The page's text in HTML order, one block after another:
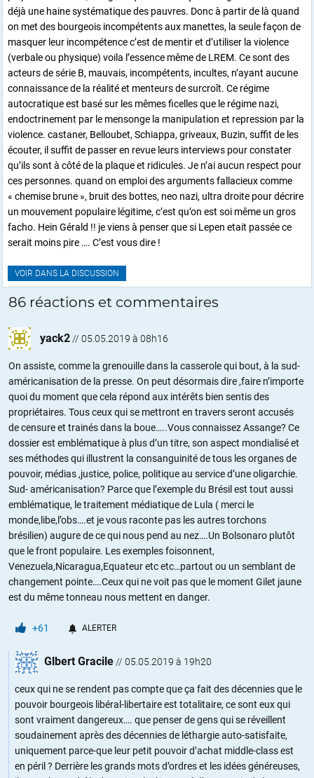
déjà une haine systématique des pauvres. Donc à partir de là quand
on met des bourgeois incompétents aux manettes, la seule façon de
masquer leur incompétence c’est de mentir et d’utiliser la violence
(verbale ou physique) voila l’essence même de LREM. Ce sont des
acteurs de série B, mauvais, incompétents, incultes, n’ayant aucune
connaissance de la réalité et menteurs de surcroît. Ce régime
autocratique est basé sur les mêmes ficelles que le régime nazi,
endoctrinement par le mensonge la manipulation et repression par la
violence. castaner, Belloubet, Schiappa, griveaux, Buzin, suffit de les
écouter, il suffit de passer en revue leurs interviews pour constater
qu’ils sont à côté de la plaque et ridicules. Je n’ai aucun respect pour
ces personnes. quand on emploi des arguments fallacieux comme
« chemise brune », bruit des bottes, neo nazi, ultra droite pour décrire
un mouvement populaire légitime, c’est qu’on est soi même un gros
facho. Hein Gérald !! je viens à penser que si Lepen etait passée ce
serait moins pire …. C’est vous dire !
VOIR DANS LA DISCUSSION
86 réactions et commentaires
yack2// 05.05.2019 à 08h16
On assiste, comme la grenouille dans la casserole qui bout, à la sud-
américanisation de la presse. On peut désormais dire ,faire n’importe
quoi du moment que cela répond aux intérêts bien sentis des
propriétaires. Tous ceux qui se mettront en travers seront accusés
de censure et trainés dans la boue…..Vous connaissez Assange? Ce
dossier est emblématique à plus d’un titre, son aspect mondialisé et
ses méthodes qui illustrent la consanguinité de tous les organes de
pouvoir, médias ,justice, police, politique au service d’une oligarchie.
Sud- américanisation? Parce que l’exemple du Brésil est tout aussi
emblématique, le traitement médiatique de Lula ( merci le
monde,libe,l’obs….et je vous raconte pas les autres torchons
brésilien) augure de ce qui nous pend au nez….Un Bolsonaro plutôt
que le front populaire. Les exemples foisonnent,
Venezuela,Nicaragua,Equateur etc etc…partout ou un semblant de
changement pointe….Ceux qui ne voit pas que le moment Gilet jaune
est du même tonneau nous mettent en danger.
+61 ALERTER
Glbert Gracile// 05.05.2019 à 19h20
ceux qui ne se rendent pas compte que ça fait des décennies que le
pouvoir bourgeois libéral-libertaire est totalitaire, ce sont eux qui
sont vraiment dangereux…. que penser de gens qui se réveillent
soudainement après des décennies de léthargie auto-satisfaite,
uniquement parce-que leur petit pouvoir d’achat middle-class est
en péril ? Derrière les grands mots d’ordres et les idées généreuses,